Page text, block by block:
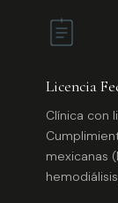
Licencia
Clínica con
mexicanas